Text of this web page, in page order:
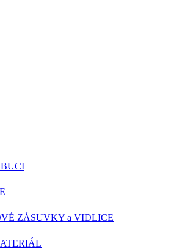
ZÁSUVKY a VIDLICE